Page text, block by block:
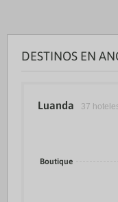
DESTINOS EN
Luanda 37
Boutique